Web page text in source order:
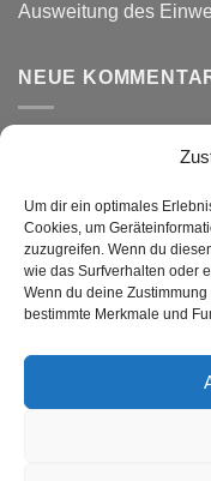
Um dir ein optimales
Cookies, um
zuzugreifen. Wenn du
wie das Surfverhalten oder
Wenn du deine
bestimmte Merkmale und
Ausweitung des
NEUE